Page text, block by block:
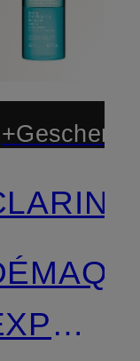
+Geschenk
Zertifiziert